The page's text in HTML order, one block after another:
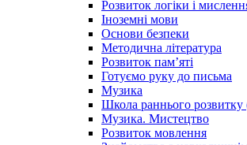
Розвиток логіки і
Іноземні мови
Основи безпеки
Методична література
Розвиток пам’яті
Готуємо руку до письма
Музика
Школа раннього розвитку
Музика. Мистецтво
Розвиток мовлення